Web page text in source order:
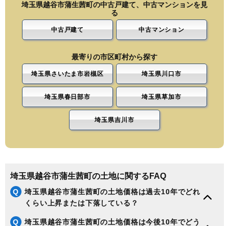
埼玉県越谷市蒲生茜町の中古戸建て、中古マンションを見
る
中古戸建て 中古マンション
最寄りの市区町村から探す
埼玉県さいたま市岩槻区 埼玉県川口市
埼玉県春日部市 埼玉県草加市
埼玉県吉川市
埼玉県越谷市蒲生茜町の土地に関するFAQ
Q
埼玉県越谷市蒲生茜町の土地価格は過去10年でどれ
くらい上昇または下落している？
Q 埼玉県越谷市蒲生茜町の土地価格は今後10年でどう